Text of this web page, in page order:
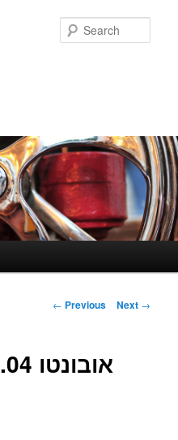
Post
← Previous Next →
אובונטו 10.04 – שונר בוהק